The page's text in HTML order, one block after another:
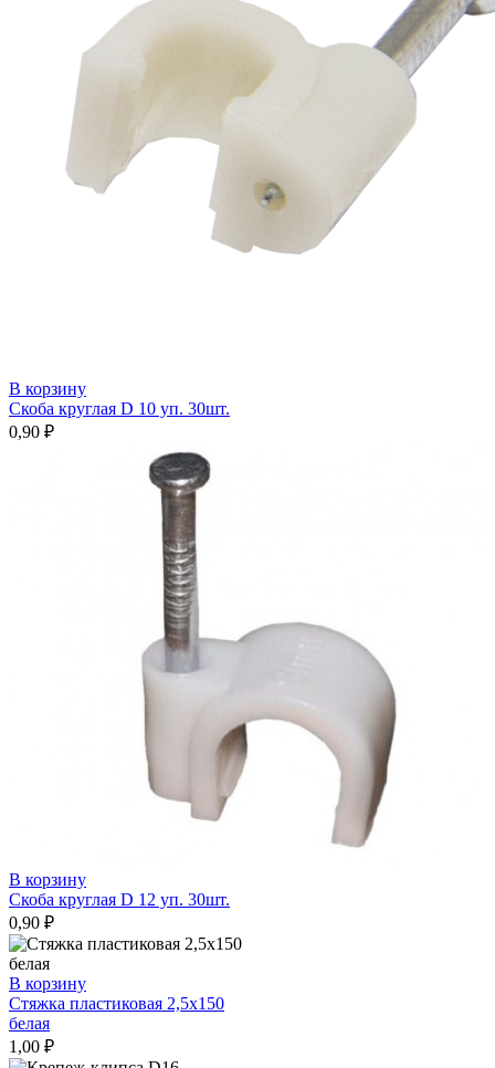
В корзину
Скоба круглая D 10 уп. 30шт.
0,90 ₽
В корзину
Скоба круглая D 12 уп. 30шт.
0,90 ₽
В корзину
Стяжка пластиковая 2,5х150
белая
1,00 ₽